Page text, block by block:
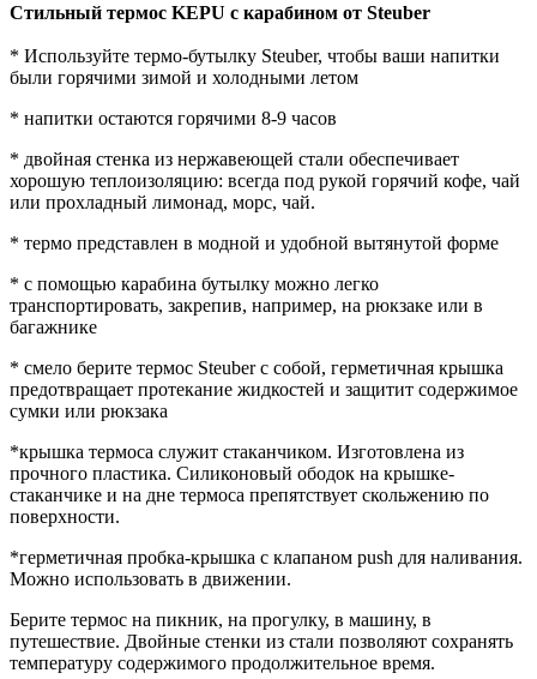
Стильный термос KEPU с карабином от Steuber
* Используйте термо-бутылку Steuber, чтобы ваши напитки
были горячими зимой и холодными летом
* напитки остаются горячими 8-9 часов
* двойная стенка из нержавеющей стали обеспечивает
хорошую теплоизоляцию: всегда под рукой горячий кофе, чай
или прохладный лимонад, морс, чай.
* термо представлен в модной и удобной вытянутой форме
* с помощью карабина бутылку можно легко
транспортировать, закрепив, например, на рюкзаке или в
багажнике
* смело берите термос Steuber с собой, герметичная крышка
предотвращает протекание жидкостей и защитит содержимое
сумки или рюкзака
*крышка термоса служит стаканчиком. Изготовлена из
прочного пластика. Силиконовый ободок на крышке-
стаканчике и на дне термоса препятствует скольжению по
поверхности.
*герметичная пробка-крышка с клапаном push для наливания.
Можно использовать в движении.
Берите термос на пикник, на прогулку, в машину, в
путешествие. Двойные стенки из стали позволяют сохранять
температуру содержимого продолжительное время.